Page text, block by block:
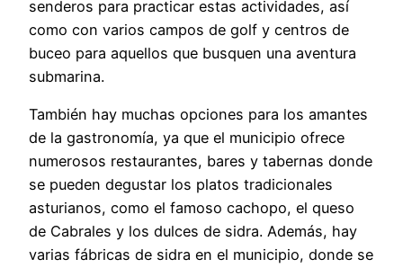
senderos para practicar estas actividades, así
como con varios campos de golf y centros de
buceo para aquellos que busquen una aventura
submarina.
También hay muchas opciones para los amantes
de la gastronomía, ya que el municipio ofrece
numerosos restaurantes, bares y tabernas donde
se pueden degustar los platos tradicionales
asturianos, como el famoso cachopo, el queso
de Cabrales y los dulces de sidra. Además, hay
varias fábricas de sidra en el municipio, donde se